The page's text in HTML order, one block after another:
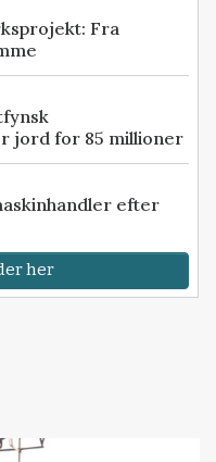
Fra
jord for 85 millioner
efter
her